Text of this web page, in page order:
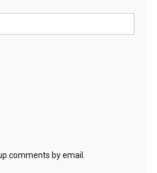
comments by email.